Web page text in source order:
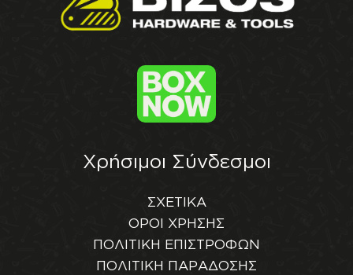
Χρήσιμοι Σύνδεσμοι
ΣΧΕΤΙΚΑ
ΟΡΟΙ ΧΡΗΣΗΣ
ΠΟΛΙΤΙΚΗ ΕΠΙΣΤΡΟΦΩΝ
ΠΟΛΙΤΙΚΗ ΠΑΡΑΔΟΣΗΣ